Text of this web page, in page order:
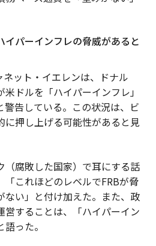
パーインフレの脅威があると
ット・イエレンは、ドナル
ドルを「ハイパーインフレ」
警告している。この状況は、ビ
に押し上げる可能性があると見
（腐敗した国家）で耳にする話
「これほどのレベルでFRBが脅
ない」と付け加えた。また、政
営することは、「ハイパーイン
った。